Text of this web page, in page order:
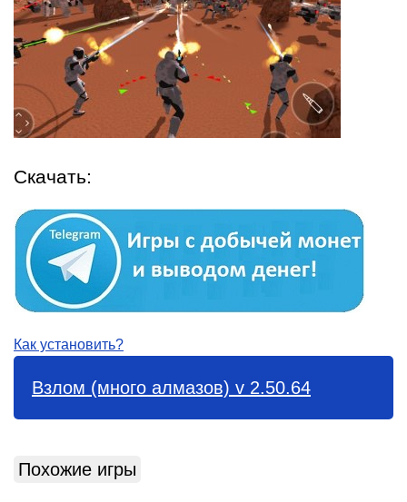
Скачать:
Как установить?
Взлом (много алмазов) v 2.50.64
Похожие игры